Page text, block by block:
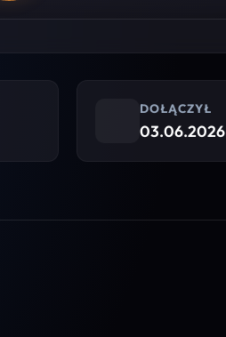
DOŁĄCZYŁ
03.06.2026